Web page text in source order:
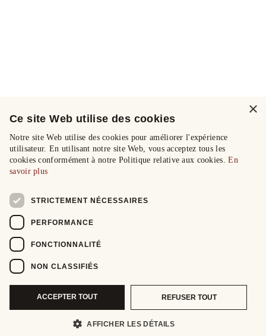
×
Ce site Web utilise des cookies
Notre site Web utilise des cookies pour améliorer l'expérience
utilisateur. En utilisant notre site Web, vous acceptez tous les
cookies conformément à notre Politique relative aux cookies.En
savoir plus
STRICTEMENT NÉCESSAIRES
PERFORMANCE
FONCTIONNALITÉ
NON CLASSIFIÉS
ACCEPTER TOUT REFUSER TOUT
AFFICHER LES DÉTAILS